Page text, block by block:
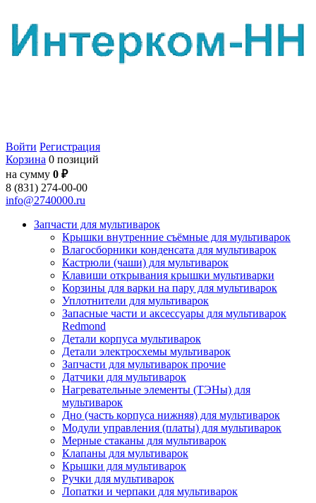
Войти Регистрация
Корзина 0 позиций
на сумму 0 ₽
8 (831) 274-00-00
info@2740000.ru
Запчасти для мультиварок
Крышки внутренние съёмные для мультиварок
Влагосборники конденсата для мультиварок
Кастрюли (чаши) для мультиварок
Клавиши открывания крышки мультиварки
Корзины для варки на пару для мультиварок
Уплотнители для мультиварок
Запасные части и аксессуары для мультиварок
Redmond
Детали корпуса мультиварок
Детали электросхемы мультиварок
Запчасти для мультиварок прочие
Датчики для мультиварок
Нагревательные элементы (ТЭНы) для
мультиварок
Дно (часть корпуса нижняя) для мультиварок
Модули управления (платы) для мультиварок
Мерные стаканы для мультиварок
Клапаны для мультиварок
Крышки для мультиварок
Ручки для мультиварок
Лопатки и черпаки для мультиварок